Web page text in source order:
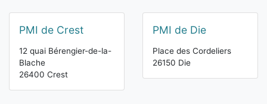
PMI de Crest
12 quai Bérengier-de-la-
Blache
26400 Crest
PMI de Die
Place des Cordeliers
26150 Die